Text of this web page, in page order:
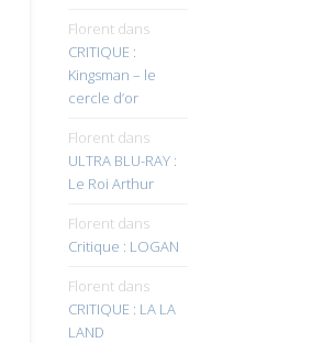
Florentdans
CRITIQUE :
Kingsman – le
cercle d’or
Florentdans
ULTRA BLU-RAY :
Le Roi Arthur
Florentdans
Critique : LOGAN
Florentdans
CRITIQUE : LA LA
LAND